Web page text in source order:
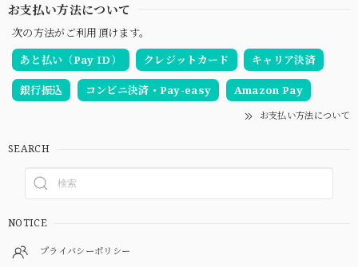
お支払い方法について
次の方法がご利用頂けます。
あと払い（Pay ID）
クレジットカード キャリア決済
銀行振込 コンビニ決済・Pay-easy Amazon Pay
お支払い方法について
SEARCH
NOTICE
プライバシーポリシー